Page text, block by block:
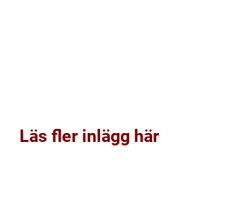
Läs fler inlägg här